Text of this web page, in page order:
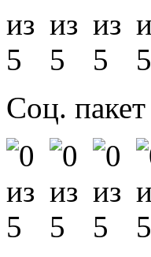
Соц. пакет